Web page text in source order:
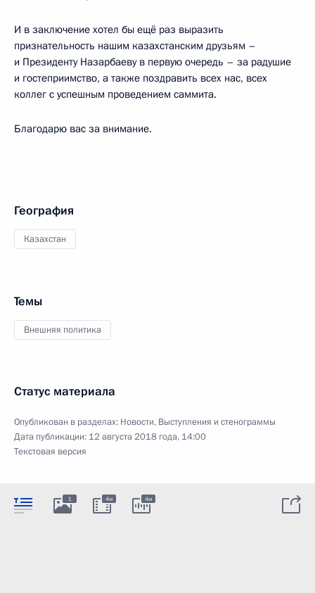
И в заключение хотел бы ещё раз выразить
признательность нашим казахстанским друзьям –
и Президенту Назарбаеву в первую очередь – за радушие
и гостеприимство, а также поздравить всех нас, всех
коллег с успешным проведением саммита.
Благодарю вас за внимание.
География
Казахстан
Темы
Внешняя политика
Статус материала
Опубликован в разделах: Новости, Выступления и стенограммы
Дата публикации: 12 августа 2018 года, 14:00
Текстовая версия
1 4м 4м